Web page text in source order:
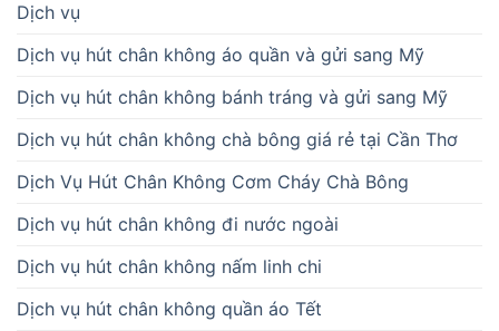
Dịch vụ
Dịch vụ hút chân không áo quần và gửi sang Mỹ
Dịch vụ hút chân không bánh tráng và gửi sang Mỹ
Dịch vụ hút chân không chà bông giá rẻ tại Cần Thơ
Dịch Vụ Hút Chân Không Cơm Cháy Chà Bông
Dịch vụ hút chân không đi nước ngoài
Dịch vụ hút chân không nấm linh chi
Dịch vụ hút chân không quần áo Tết